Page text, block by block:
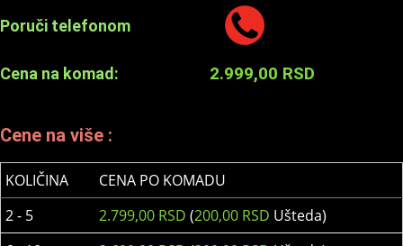
Poruči telefonom
Cena na komad: 2.999,00 RSD
Cene na više :
KOLIČINA
CENA PO KOMADU
2 - 5
2.799,00 RSD (200,00 RSD Ušteda)